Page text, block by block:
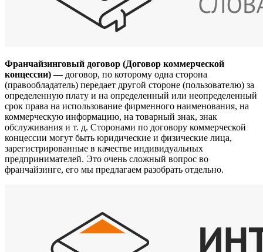
Франчайзинговый договор (Договор коммерческой
концессии) — договор, по которому одна сторона
(правообладатель) передает другой стороне (пользователю) за
определенную плату и на определенный или неопределенный
срок права на использование фирменного наименования, на
коммерческую информацию, на товарный знак, знак
обслуживания и т. д. Сторонами по договору коммерческой
концессии могут быть юридические и физические лица,
зарегистрированные в качестве индивидуальных
предпринимателей. Это очень сложный вопрос во
франчайзинге, его мы предлагаем разобрать отдельно.